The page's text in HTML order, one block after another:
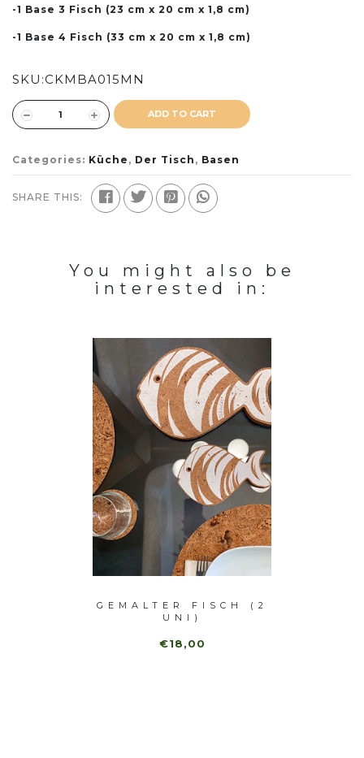
-1 Base 3 Fisch (23 cm x 20 cm x 1,8 cm)
-1 Base 4 Fisch (33 cm x 20 cm x 1,8 cm)
SKU:CKMBA015MN
ADD TO CART
Categories: Küche , Der Tisch , Basen
SHARE THIS:
You might also be
interested in:
GEMALTER FISCH (2
UNI)
€18,00